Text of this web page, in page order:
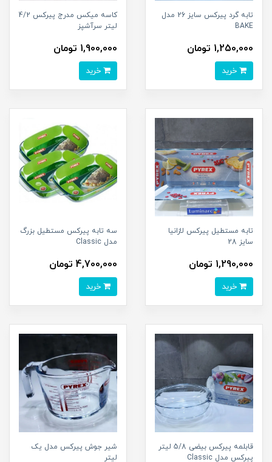
تابه گرد پیرکس سایز 26 مدل
BAKE
1,250,000 تومان
کاسه میکس مدرج پیرکس 4/2
لیتر سرآشپز
1,900,000 تومان
تابه مستطیل پیرکس لازانیا
سایز 28
1,290,000 تومان
سه تابه پیرکس مستطیل بزرگ
مدل Classic
4,700,000 تومان
قابلمه پیرکس بیضی 5/8 لیتر
پیرکس مدل Classic
شیر جوش پیرکس مدل یک
لیتر